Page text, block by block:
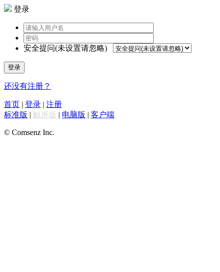
登录
安全提问(未设置请忽略)
登录
还没有注册？
首页 | 登录 | 注册
标准版 | 触屏版 | 电脑版 | 客户端
© Comsenz Inc.